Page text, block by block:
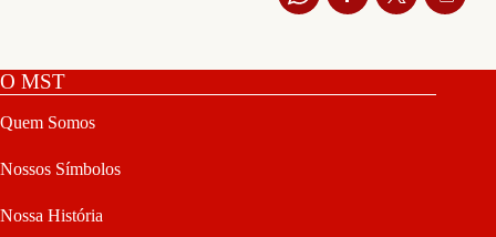
O MST
Quem Somos
Nossos Símbolos
Nossa História